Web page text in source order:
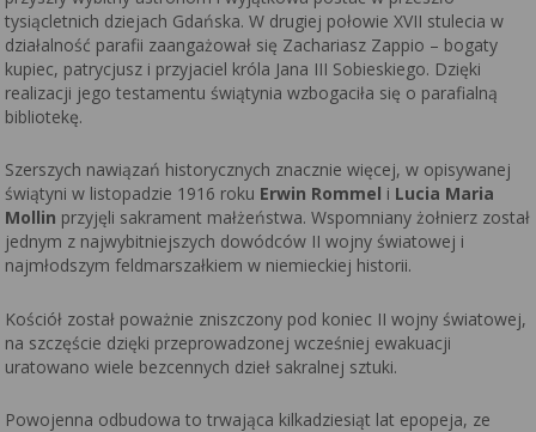
tysiącletnich dziejach Gdańska. W drugiej połowie XVII stulecia w
działalność parafii zaangażował się Zachariasz Zappio – bogaty
kupiec, patrycjusz i przyjaciel króla Jana III Sobieskiego. Dzięki
realizacji jego testamentu świątynia wzbogaciła się o parafialną
bibliotekę.
Szerszych nawiązań historycznych znacznie więcej, w opisywanej
świątyni w listopadzie 1916 roku Erwin Rommel i Lucia Maria
Mollin przyjęli sakrament małżeństwa. Wspomniany żołnierz został
jednym z najwybitniejszych dowódców II wojny światowej i
najmłodszym feldmarszałkiem w niemieckiej historii.
Kościół został poważnie zniszczony pod koniec II wojny światowej,
na szczęście dzięki przeprowadzonej wcześniej ewakuacji
uratowano wiele bezcennych dzieł sakralnej sztuki.
Powojenna odbudowa to trwająca kilkadziesiąt lat epopeja, ze